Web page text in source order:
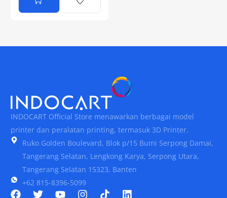
INDOCART Official Store menawarkan berbagai model
printer dan peralatan printing, termasuk 3D Printer.
Ruko Golden Boulevard, Blok p/15 Bumi Serpong Damai,
Tangerang Selatan, Lengkong Karya, Serpong Utara,
Tangerang Selatan 15323, Banten
+62 815-8396-5099